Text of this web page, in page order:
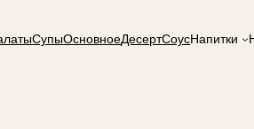
СупыОсновноеДесертСоусНапитки